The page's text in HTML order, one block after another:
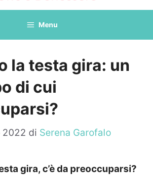
Menu
la testa gira: un
di cui
2022 di Serena Garofalo
gira, c’è da preoccuparsi?